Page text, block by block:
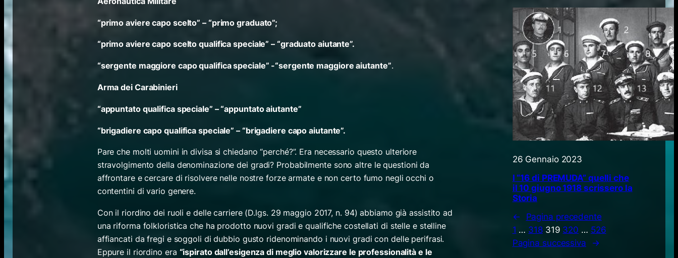
“primo aviere capo scelto” – “primo graduato”;
“primo aviere capo scelto qualifica speciale” – “graduato aiutante”.
“sergente maggiore capo qualifica speciale” -“sergente maggiore aiutante”.
Arma dei Carabinieri
“appuntato qualifica speciale” – “appuntato aiutante”
“brigadiere capo qualifica speciale” – “brigadiere capo aiutante”.
Pare che molti uomini in divisa si chiedano “perché?”. Era necessario questo ulteriore
stravolgimento della denominazione dei gradi? Probabilmente sono altre le questioni da
affrontare e cercare di risolvere nelle nostre forze armate e non certo fumo negli occhi o
contentini di vario genere.
Con il riordino dei ruoli e delle carriere (D.lgs. 29 maggio 2017, n. 94) abbiamo già assistito ad
una riforma folkloristica che ha prodotto nuovi gradi e qualifiche costellati di stelle e stelline
affiancati da fregi e soggoli di dubbio gusto ridenominando i nuovi gradi con delle perifrasi.
Eppure il riordino era “ispirato dall’esigenza di meglio valorizzare le professionalità e le
26 Gennaio 2023
I “16 di PREMUDA” quelli che
il 10 giugno 1918 scrissero la
Storia
←
Pagina precedente
1 … 318 319 320 … 526
Pagina successiva
→